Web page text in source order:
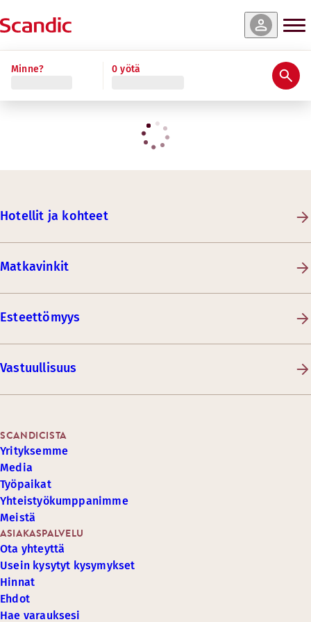
Minne? 0 yötä
Hotellit ja kohteet
Matkavinkit
Esteettömyys
Vastuullisuus
ASIAKASPALVELU
Ota yhteyttä
Usein kysytyt kysymykset
Hinnat
Ehdot
Hae varauksesi
SCANDICISTA
Yrityksemme
Media
Työpaikat
Yhteistyökumppanimme
Meistä